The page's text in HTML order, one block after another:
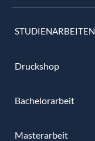
STUDIENARBEITEN
Druckshop
Bachelorarbeit
Masterarbeit